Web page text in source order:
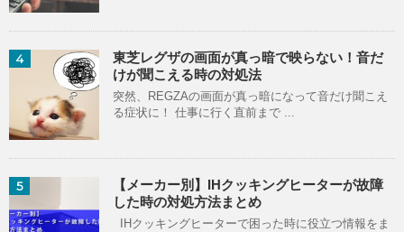
4
東芝レグザの画面が真っ暗で映らない！音だ
けが聞こえる時の対処法
突然、REGZAの画面が真っ暗になって音だけ聞こえ
る症状に！ 仕事に行く直前まで ...
5
【メーカー別】IHクッキングヒーターが故障
した時の対処方法まとめ
IHクッキングヒーターで困った時に役立つ情報をま